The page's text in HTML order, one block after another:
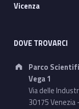
Vicenza
DOVE TROVARCI
Address:
Parco
Vega 1
Via delle
30175 Venezia